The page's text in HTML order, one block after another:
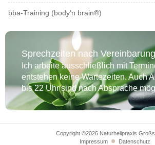
bba-Training (body’n brain®)
Sprechzeiten nach Vereinbarung
Ich arbeite ausschließlich mit
entstehen keine Wartezeiten. Auch
bis 22 Uhr sind nach Absprache
Copyright ©2026 Naturheilpraxis
Impressum
Datenschutz